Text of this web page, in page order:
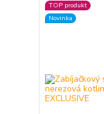
TOP produkt
Novinka